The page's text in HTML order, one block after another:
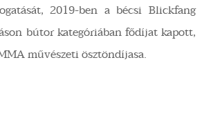
2019-ben a bécsi Blickfang
bútor kategóriában fődíjat kapott,
művészeti ösztöndíjasa.